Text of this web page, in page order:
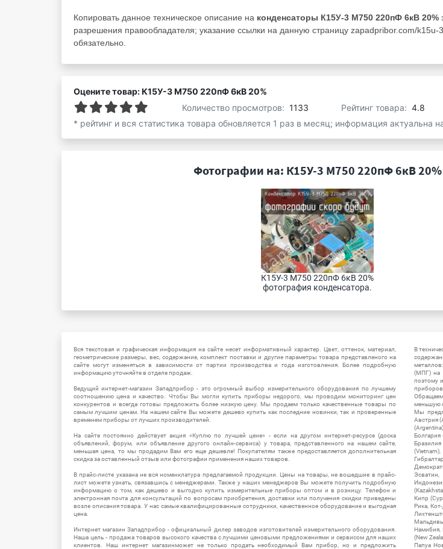
Копировать данное техническое описание на конденсаторы К15У-3 М750 220пФ 6кВ 20%
разрешения правообладателя; указание ссылки на данную страницу zapadpribor.com/
обязательно.
Оцените товар: К15У-3 М750 220пФ 6кВ 20%
Количество просмотров: 1133 Рейтинг товара: 4.8
* рейтинг и вся статистика товара обновляется 1 раз в месяц; информация актуальна
Фотографии на: К15У-3 М750 220пФ 6кВ 20%
К15У-3 М750 220пФ 6кВ 20%
фотография конденсатора.
Вся текстовая и графическая информация на сайте несет информативный характер. Цвет, оттенок, материал,
геометрические размеры, вес, содержание, комплект поставки и другие параметры товара представленого на
сайте могут изменяться в зависимости от партии производства и года изготовления. Более подробную
информацию уточняйте в отделе продаж.
Ведущий интернет-магазин Западприбор - это огромный выбор измерительного оборудования по лучшему
соотношению цена и качество. Чтобы Вы могли купить приборы недорого, мы проводим мониторинг цен
конкурентов и всегда готовы предложить более низкую цену. Мы продаем только качественные товары по
самым лучшим ценам. На нашем сайте Вы можете дешево купить как последние новинки, так и проверенные
временем приборы от лучших производителей.
На сайте постоянно действует акция «Куплю по лучшей цене» - если на другом интернет-ресурсе (доска
объявлений, форум, или объявление другого онлайн-сервиса) у товара, представленного на нашем сайте,
меньшая цена, то мы продадим Вам его еще дешевле! Покупателям также предоставляется дополнительная
скидка за оставленный отзыв или фотографии применения наших товаров.
В прайс-листе указана не вся номенклатура предлагаемой продукции. Цены на товары, не вошедшие в прайс-
лист можете узнать, связавшись с менеджерами. Также у наших менеджеров Вы можете получить подробную
информацию о том, как дешево и выгодно купить измерительные приборы оптом и в розницу. Телефон и
электронная почта для консультаций по вопросам приобретения, доставки или получения скидки приведены
возле описания товара. У нас самые квалифицированные сотрудники, качественное оборудование и выгодная
цена.
Интернет магазин Западприбор - официальный дилер заводов изготовителей измерительного оборудования.
Наша цель - продажа товаров высокого качества с лучшими ценовыми предложениями и сервисом для наших
клиентов. Наш интернет магазинможет не только продать необходимый Вам прибор, но и предложить
В
(МПГ) на
поэтому
Обращаем
меньшую
Мы
Австрия
Болгария
Бразилия
Кипр
Рика,
Намибия,
(New
Папуа